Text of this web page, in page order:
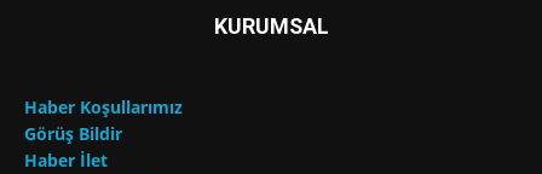
KURUMSAL
Haber Koşullarımız
Görüş Bildir
Haber İlet